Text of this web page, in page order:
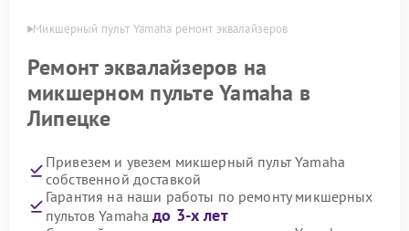
Микшерный пульт Yamaha ремонт эквалайзеров
Ремонт эквалайзеров на
микшерном пульте Yamaha в
Липецке
Привезем и увезем микшерный пульт Yamaha
собственной доставкой
Гарантия на наши работы по ремонту микшерных
пультов Yamahaдо 3-х лет